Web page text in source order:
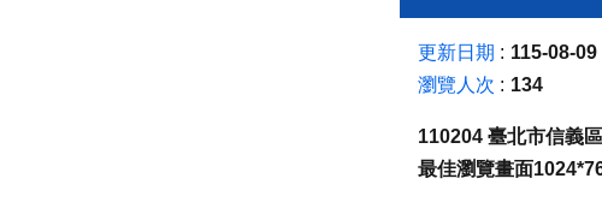
更新日期
115-08-09
瀏覽人次
134
110204 臺北市信義
最佳瀏覽畫面